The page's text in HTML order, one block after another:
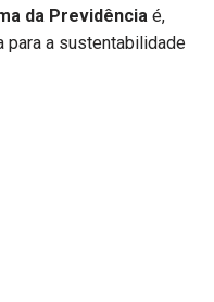
da Previdência é,
para a sustentabilidade